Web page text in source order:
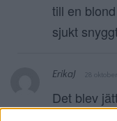
till en
sjukt
ErikaJ 28
Det blev